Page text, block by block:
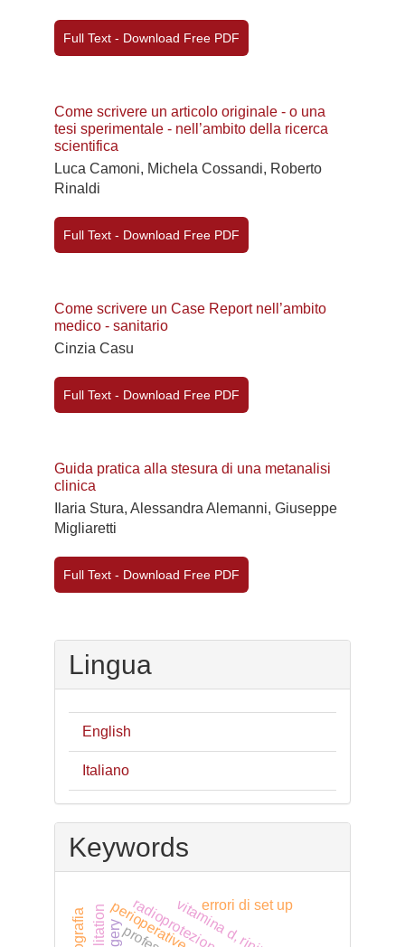
Full Text - Download Free PDF
Come scrivere un articolo originale - o una
tesi sperimentale - nell’ambito della ricerca
scientifica
Luca Camoni, Michela Cossandi, Roberto
Rinaldi
Full Text - Download Free PDF
Come scrivere un Case Report nell’ambito
medico - sanitario
Cinzia Casu
Full Text - Download Free PDF
Guida pratica alla stesura di una metanalisi
clinica
Ilaria Stura, Alessandra Alemanni, Giuseppe
Migliaretti
Full Text - Download Free PDF
Lingua
English
Italiano
Keywords
radioprotezioneerrori di set up